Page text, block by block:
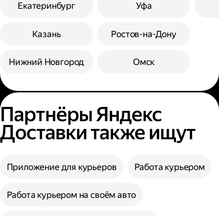
Екатеринбург
Казань
Нижний Новгород
Уфа
Ростов-на-Дону
Омск
Партнёры Яндекс
Доставки также ищут
Приложение для курьеров Работа курьером
Работа курьером на своём авто